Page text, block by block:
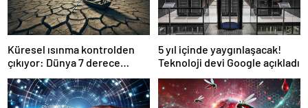
Küresel ısınma kontrolden
çıkıyor: Dünya 7 derece
ısınabilir
5 yıl içinde yaygınlaşacak!
Teknoloji devi Google açıkladı